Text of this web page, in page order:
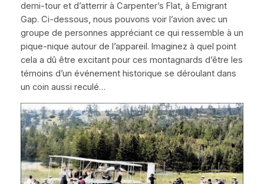
demi-tour et d’atterrir à Carpenter’s Flat, à Emigrant
Gap. Ci-dessous, nous pouvons voir l’avion avec un
groupe de personnes appréciant ce qui ressemble à un
pique-nique autour de l’appareil. Imaginez à quel point
cela a dû être excitant pour ces montagnards d’être les
témoins d’un événement historique se déroulant dans
un coin aussi reculé…